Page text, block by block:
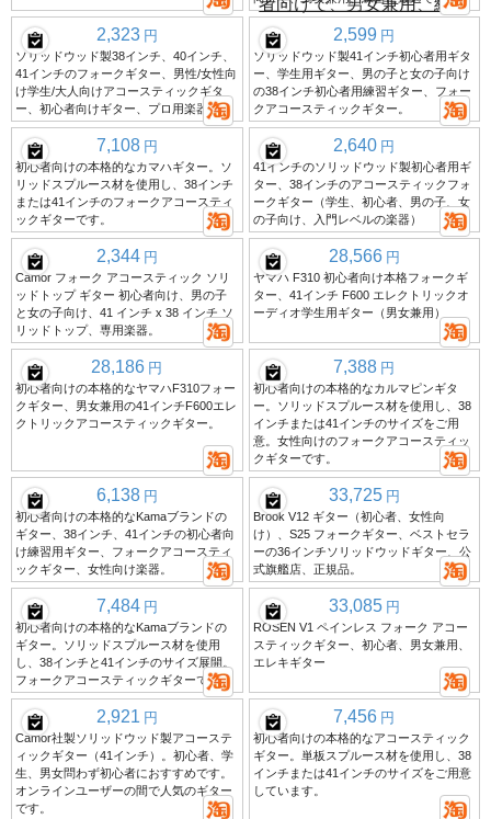
2,323 円
ソリッドウッド製38インチ、40インチ、
41インチのフォークギター、男性/女性向
け学生/大人向けアコースティックギタ
ー、初心者向けギター、プロ用楽器
2,599 円
ソリッドウッド製41インチ初心者用ギタ
ー、学生用ギター、男の子と女の子向け
の38インチ初心者用練習ギター、フォー
クアコースティックギター。
7,108 円
初心者向けの本格的なカマハギター。ソ
リッドスプルース材を使用し、38インチ
または41インチのフォークアコースティ
ックギターです。
2,640 円
41インチのソリッドウッド製初心者用ギ
ター、38インチのアコースティックフォ
ークギター（学生、初心者、男の子、女
の子向け、入門レベルの楽器）
2,344 円
Camor フォーク アコースティック ソリ
ッドトップ ギター 初心者向け、男の子
と女の子向け、41 インチ x 38 インチ ソ
リッドトップ、専用楽器。
28,566 円
ヤマハ F310 初心者向け本格フォークギ
ター、41インチ F600 エレクトリックオ
ーディオ学生用ギター（男女兼用）
28,186 円
初心者向けの本格的なヤマハF310フォー
クギター、男女兼用の41インチF600エレ
クトリックアコースティックギター。
7,388 円
初心者向けの本格的なカルマピンギタ
ー。ソリッドスプルース材を使用し、38
インチまたは41インチのサイズをご用
意。女性向けのフォークアコースティッ
クギターです。
6,138 円
初心者向けの本格的なKamaブランドの
ギター、38インチ、41インチの初心者向
け練習用ギター、フォークアコースティ
ックギター、女性向け楽器。
33,725 円
Brook V12 ギター（初心者、女性向
け）、S25 フォークギター、ベストセラ
ーの36インチソリッドウッドギター、公
式旗艦店、正規品。
7,484 円
初心者向けの本格的なKamaブランドの
ギター。ソリッドスプルース材を使用
し、38インチと41インチのサイズ展開。
フォークアコースティックギターです。
33,085 円
ROSEN V1 ペインレス フォーク アコー
スティックギター、初心者、男女兼用、
エレキギター
2,921 円
Camor社製ソリッドウッド製アコーステ
ィックギター（41インチ）。初心者、学
生、男女問わず初心者におすすめです。
オンラインユーザーの間で人気のギター
です。
7,456 円
初心者向けの本格的なアコースティック
ギター。単板スプルース材を使用し、38
インチまたは41インチのサイズをご用意
しています。